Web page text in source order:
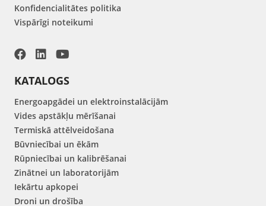
Konfidencialitātes politika
Vispārīgi noteikumi
KATALOGS
Energoapgādei un elektroinstalācijām
Vides apstākļu mērīšanai
Termiskā attēlveidošana
Būvniecībai un ēkām
Rūpniecībai un kalibrēšanai
Zinātnei un laboratorijām
Iekārtu apkopei
Droni un drošība